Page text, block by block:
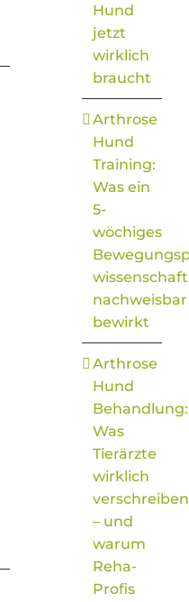
Hund
jetzt
wirklich
braucht
Arthrose
Hund
Training:
Was ein
5-
wöchiges
nachweisbar
bewirkt
Arthrose
Hund
Behandlung:
Was
Tierärzte
wirklich
verschreiben
– und
warum
Reha-
Profis